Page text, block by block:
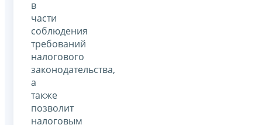
в
части
соблюдения
требований
налогового
законодательства,
а
также
позволит
налоговым